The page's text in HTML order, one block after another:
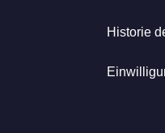
Historie